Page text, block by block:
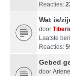
Reacties:
Wat is/
door
Laatste
Reacties:
Gebed
door Ariene